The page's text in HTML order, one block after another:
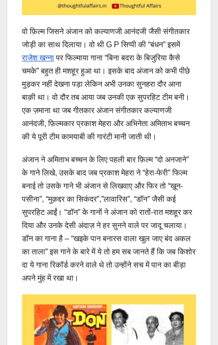
वो फ़िल्म जिसने अंजान को कल्याणजी आनंदजी जैसी संगीतकार
जोड़ी का साथ दिलाया। वो थी G P सिप्पी की “बंधन” इसमें
राजेश खन्नापर फिल्माया गाना “बिना बदरा के बिजुरिया कैसे
चमके” बहुत ही मशहूर हुआ था। इसके बाद अंजान को कभी पीछे
मुड़कर नहीं देखना पड़ा लेकिन अभी उनका सुनहरा दौर आना
बाक़ी था। वो दौर तब आया जब उनकी एक सुपरहिट टीम बनी।
एक ज़माना था जब गीतकार अंजान संगीतकार कल्याणजी
आनंदजी, फ़िल्मकार प्रकाश मेहरा और अभिनेता अमिताभ बच्चन
की ये पूरी टीम कामयाबी की गारंटी मानी जाती थी।
अंजान ने अमिताभ बच्चन के लिए पहली बार फ़िल्म “दो अनजाने”
के गाने लिखे, उसके बाद जब प्रकाश मेहरा ने “हेरा-फेरी” फिल्म
बनाई तो उसके गाने भी अंजान से लिखवाए और फिर तो “ख़ून-
पसीना”, “मुक़द्दर का सिकंदर”,”लावारिस”, “डॉन” जैसी कई
सुपरहिट आईं। “डॉन” के गानों ने अंजान को रातों-रात मशहूर कर
दिया और उनके देसी अंदाज़ ने हर सुनने वाले पर जादू चलाया।
डॉन का गाना है – “खइके पान बनारस वाला खुल जाए बंद अकल
का ताला” इस गाने के बारे में ये तो हम सब जानते हैं कि जब किशोर
दा ये गाना रिकॉर्ड करने वाले थे तो उन्होंने सच में पान का बीड़ा
अपने मुंह में रखा था।